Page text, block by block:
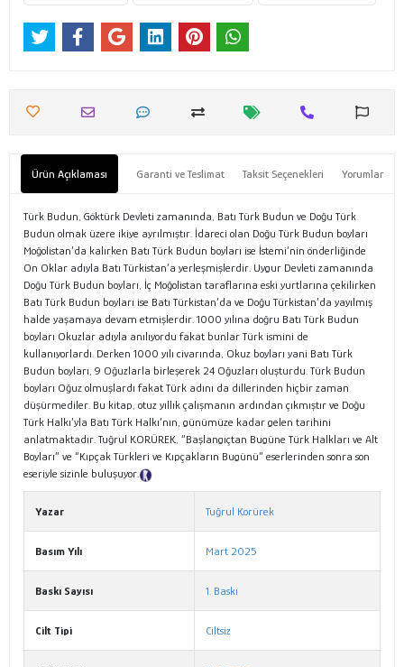
Ürün Açıklaması Garanti ve Teslimat Taksit Seçenekleri Yorumlar
Türk Budun, Göktürk Devleti zamanında, Batı Türk Budun ve Doğu Türk
Budun olmak üzere ikiye ayrılmıştır. İdareci olan Doğu Türk Budun boyları
Moğolistan’da kalırken Batı Türk Budun boyları ise İstemi’nin önderliğinde
On Oklar adıyla Batı Türkistan’a yerleşmişlerdir. Uygur Devleti zamanında
Doğu Türk Budun boyları, İç Moğolistan taraflarına eski yurtlarına çekilirken
Batı Türk Budun boyları ise Batı Türkistan’da ve Doğu Türkistan’da yayılmış
halde yaşamaya devam etmişlerdir. 1000 yılına doğru Batı Türk Budun
boyları Okuzlar adıyla anılıyordu fakat bunlar Türk ismini de
kullanıyorlardı. Derken 1000 yılı civarında, Okuz boyları yani Batı Türk
Budun boyları, 9 Oğuzlarla birleşerek 24 Oğuzları oluşturdu. Türk Budun
boyları Oğuz olmuşlardı fakat Türk adını da dillerinden hiçbir zaman
düşürmediler. Bu kitap, otuz yıllık çalışmanın ardından çıkmıştır ve Doğu
Türk Halkı’yla Batı Türk Halkı’nın, günümüze kadar gelen tarihini
anlatmaktadır. Tuğrul KORÜREK, “Başlangıçtan Bugüne Türk Halkları ve Alt
Boyları” ve “Kıpçak Türkleri ve Kıpçakların Bugünü” eserlerinden sonra son
eseriyle sizinle buluşuyor.
Yazar Tuğrul Korürek
Basım Yılı Mart 2025
Baskı Sayısı 1. Baskı
Cilt Tipi Ciltsiz